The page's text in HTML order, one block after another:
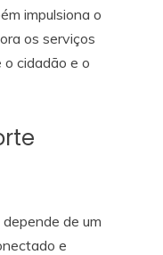
impulsiona o
os serviços
cidadão e o
de um
e